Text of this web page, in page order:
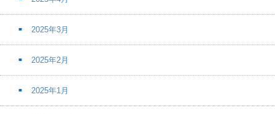
2025年3月
2025年2月
2025年1月